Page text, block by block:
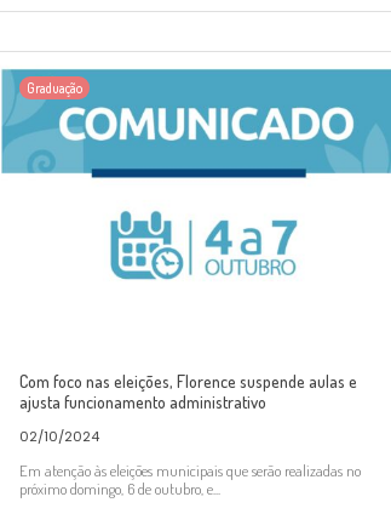
Graduação
Com foco nas eleições, Florence suspende aulas e
ajusta funcionamento administrativo
02/10/2024
Em atenção às eleições municipais que serão realizadas no
próximo domingo, 6 de outubro, e...